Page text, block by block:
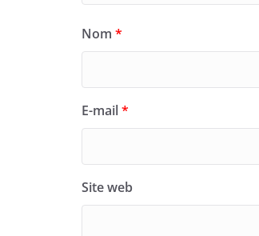
Nom *
E-mail*
Site web